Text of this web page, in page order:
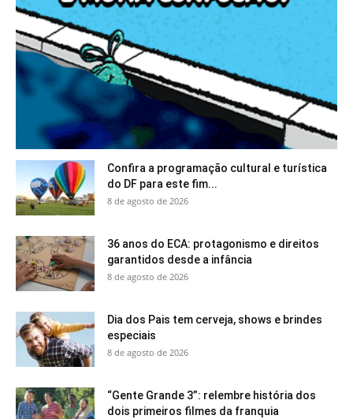
Confira a programação cultural e turística
do DF para este fim...
8 de agosto de 2026
36 anos do ECA: protagonismo e direitos
garantidos desde a infância
8 de agosto de 2026
Dia dos Pais tem cerveja, shows e brindes
especiais
8 de agosto de 2026
“Gente Grande 3”: relembre história dos
dois primeiros filmes da franquia